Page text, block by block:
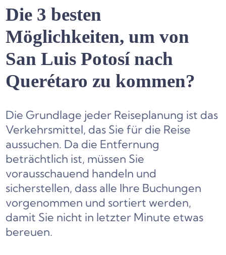
Die 3 besten
Möglichkeiten, um von
San Luis Potosí nach
Querétaro zu kommen?
Die Grundlage jeder Reiseplanung ist das
Verkehrsmittel, das Sie für die Reise
aussuchen. Da die Entfernung
beträchtlich ist, müssen Sie
vorausschauend handeln und
sicherstellen, dass alle Ihre Buchungen
vorgenommen und sortiert werden,
damit Sie nicht in letzter Minute etwas
bereuen.